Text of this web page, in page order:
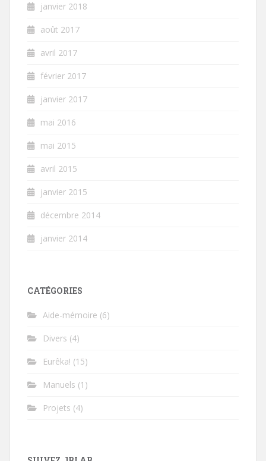
janvier 2018
août 2017
avril 2017
février 2017
janvier 2017
mai 2016
mai 2015
avril 2015
janvier 2015
décembre 2014
janvier 2014
CATÉGORIES
Aide-mémoire (6)
Divers (4)
Eurêka! (15)
Manuels (1)
Projets (4)